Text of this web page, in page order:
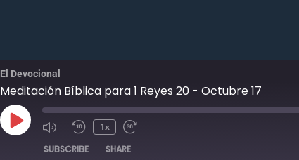
El Devocional
Meditación Bíblica para 1 Reyes 20 - Octubre 17
1x
SUBSCRIBE SHARE